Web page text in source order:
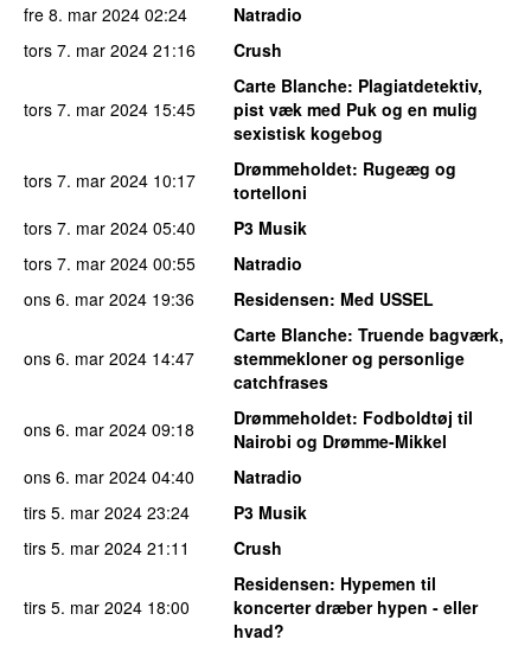
fre 8. mar 2024 02:24
Natradio
tors 7. mar 2024 21:16 Crush
tors 7. mar 2024 15:45
Carte Blanche: Plagiatdetektiv,
pist væk med Puk og en mulig
sexistisk kogebog
tors 7. mar 2024 10:17 Drømmeholdet: Rugeæg og
tortelloni
tors 7. mar 2024 05:40
P3 Musik
tors 7. mar 2024 00:55
Natradio
ons 6. mar 2024 19:36 Residensen: Med USSEL
ons 6. mar 2024 14:47
Carte Blanche: Truende bagværk,
stemmekloner og personlige
catchfrases
ons 6. mar 2024 09:18 Drømmeholdet: Fodboldtøj til
Nairobi og Drømme-Mikkel
ons 6. mar 2024 04:40
Natradio
tirs 5. mar 2024 23:24
P3 Musik
tirs 5. mar 2024 21:11 Crush
tirs 5. mar 2024 18:00
Residensen: Hypemen til
koncerter dræber hypen - eller
hvad?